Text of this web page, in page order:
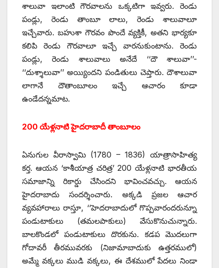
శాలువా ఇలాంటి గౌరవాలను ఒక్కటిగా ఇవ్వరు. రెండు
పండ్లు, రెండు తాంబూ లాలు, రెండు శాలువాలూ
ఇచ్చేవారు. బహుశా గౌరవం పొందే వ్యక్తికీ, అతని భార్యకూ
కలిపి రెండు గౌరవాలూ ఇచ్చే వారనుకుంటాను. రెండు
పండ్లు, రెండు శాలువాలు అనేదే ‘‘దౌ శాలువా’’-
‘‘దుశ్శాలువా’’ అయ్యిందని పండితులు చెప్తారు. దౌశాలువా
లాగానే దౌతాంబూలం ఇచ్చే ఆచారం కూడా
ఉండేదన్నమాట.
200 యేళ్లనాటి హైదరాబాదీ తాంబూలం
ఏనుగుల వీరాస్వామి (1780 – 1836) యాత్రాసాహిత్య
కర్త. ఆయన ‘కాశీయాత్ర చరిత్ర’ 200 యేళ్లనాటి భారతీయ
సమాజాన్ని రికార్డు చేసిందని భావించవచ్చు. ఆయన
హైదరాబాదు సందర్శించారు. అక్కడి ప్రజల ఆచార
వ్యవహారాలు రాస్తూ, ‘‘హెదరాబాదులో గొప్పవారందరున్నూ
పండుటాకులు (తమలపాకులు) వేసుకొనుచున్నారు.
బాలకొండలో పండుటాకులు దొరకును. కడప మొదలుగా
గోదావరీ తీరమువరకు (నిజామాబాదుకు ఉత్తరములో)
అమ్మే వక్కలు ముడి వక్కలు, ఈ దేశములో పేదలు నిండా